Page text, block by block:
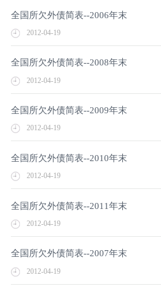
全国所欠外债简表--2006年末
2012-04-19
全国所欠外债简表--2008年末
2012-04-19
全国所欠外债简表--2009年末
2012-04-19
全国所欠外债简表--2010年末
2012-04-19
全国所欠外债简表--2011年末
2012-04-19
全国所欠外债简表--2007年末
2012-04-19